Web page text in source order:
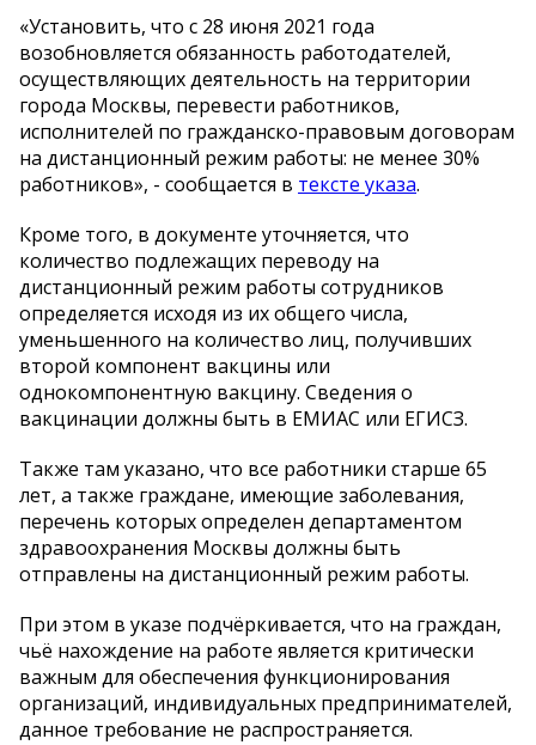
«Установить, что с 28 июня 2021 года
возобновляется обязанность работодателей,
осуществляющих деятельность на территории
города Москвы, перевести работников,
исполнителей по гражданско-правовым договорам
на дистанционный режим работы: не менее 30%
работников», - сообщается в тексте указа.
Кроме того, в документе уточняется, что
количество подлежащих переводу на
дистанционный режим работы сотрудников
определяется исходя из их общего числа,
уменьшенного на количество лиц, получивших
второй компонент вакцины или
однокомпонентную вакцину. Сведения о
вакцинации должны быть в ЕМИАС или ЕГИСЗ.
Также там указано, что все работники старше 65
лет, а также граждане, имеющие заболевания,
перечень которых определен департаментом
здравоохранения Москвы должны быть
отправлены на дистанционный режим работы.
При этом в указе подчёркивается, что на граждан,
чьё нахождение на работе является критически
важным для обеспечения функционирования
организаций, индивидуальных предпринимателей,
данное требование не распространяется.